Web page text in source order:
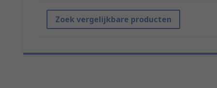
Zoek vergelijkbare producten